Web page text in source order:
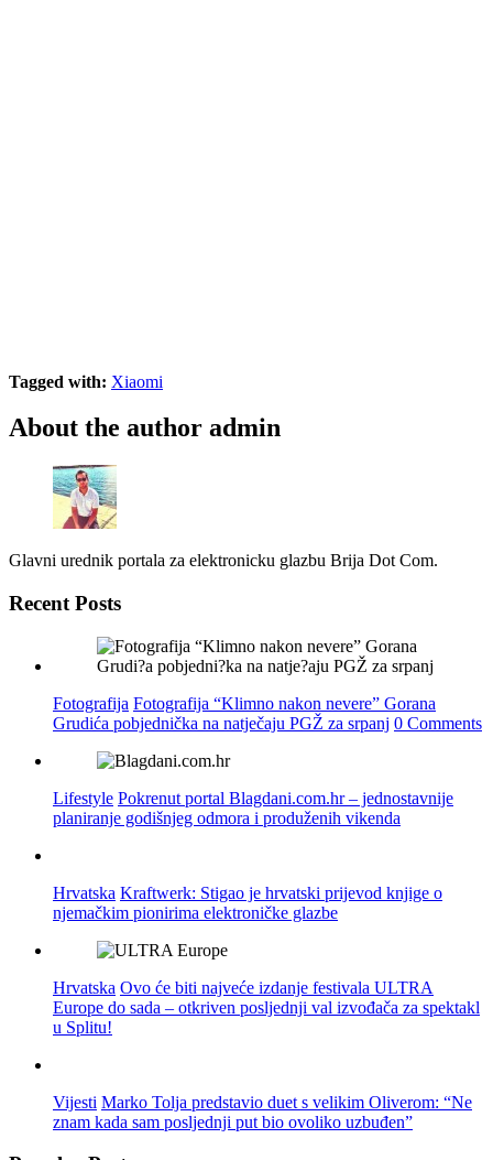
Tagged with: Xiaomi
About the author admin
Glavni urednik portala za elektronicku glazbu Brija Dot Com.
Recent Posts
Fotografija Fotografija “Klimno nakon nevere” Gorana
Grudića pobjednička na natječaju PGŽ za srpanj 0 Comments
Lifestyle Pokrenut portal Blagdani.com.hr – jednostavnije
planiranje godišnjeg odmora i produženih vikenda
Hrvatska Kraftwerk: Stigao je hrvatski prijevod knjige o
njemačkim pionirima elektroničke glazbe
Hrvatska Ovo će biti najveće izdanje festivala ULTRA
Europe do sada – otkriven posljednji val izvođača za spektakl
u Splitu!
Vijesti Marko Tolja predstavio duet s velikim Oliverom: “Ne
znam kada sam posljednji put bio ovoliko uzbuđen”